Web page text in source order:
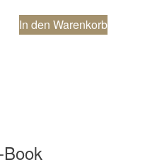
In den Warenkorb